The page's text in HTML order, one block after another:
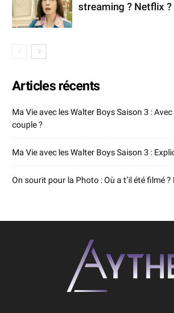
streaming ? Netflix ?
Articles récents
Ma Vie avec les Walter Boys Saison 3 :
couple ?
Ma Vie avec les Walter Boys Saison 3 :
On sourit pour la Photo : Où a t’il été filmé